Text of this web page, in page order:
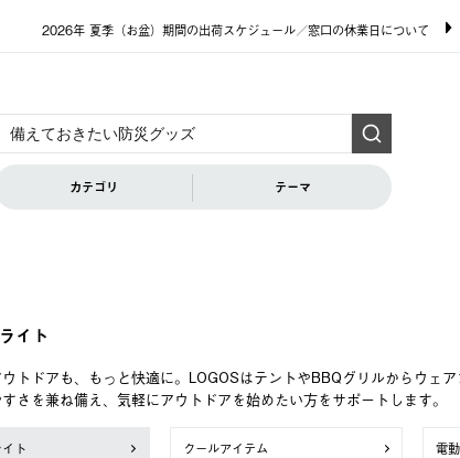
2026年 夏季（お盆）期間の出荷スケジュール／窓口の休業日について
カテゴリ テーマ
イト
トドアも、もっと快適に。LOGOSはテントやBBQグリルからウェ
さを兼ね備え、気軽にアウトドアを始めたい方をサポートします。
ト クールアイテム 電